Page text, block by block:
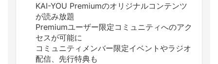
KAI-YOU Premiumのオリジナルコンテンツ
が読み放題
Premiumユーザー限定コミュニティへのアク
セスが可能に
コミュニティメンバー限定イベントやラジオ
配信、先行特典も